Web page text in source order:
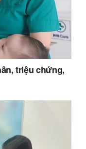
triệu chứng,